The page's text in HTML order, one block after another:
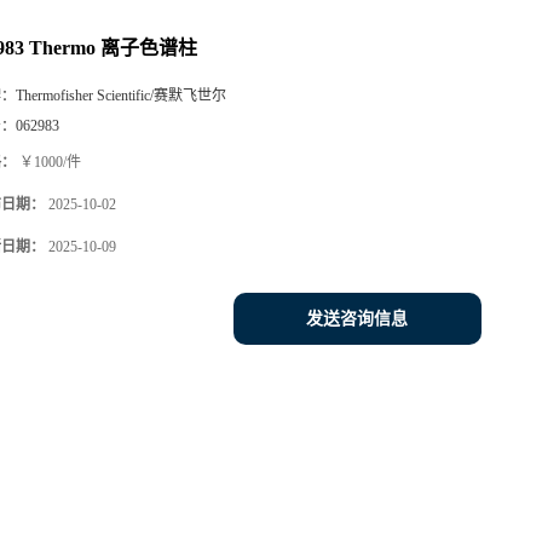
Thermo 离子色谱柱
Thermofisher Scientific/赛默飞世尔
062983
￥1000/件
期： 2025-10-02
期： 2025-10-09
发送咨询信息